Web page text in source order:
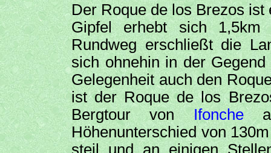
Der Roque de los Brezos
Gipfel erhebt sich
Rundweg erschließt die
sich ohnehin in der
Gelegenheit auch den
ist der Roque de los
Bergtour vonIfonche
Höhenunterschied von
steil und an einigen